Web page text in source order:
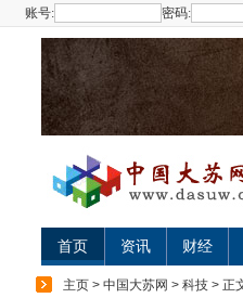
账号: 密码:
首页 资讯 财经
主页 > 中国大苏网 > 科技 > 正